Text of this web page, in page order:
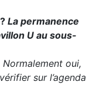
La permanence
U au sous-
Normalement oui,
sur l’agenda